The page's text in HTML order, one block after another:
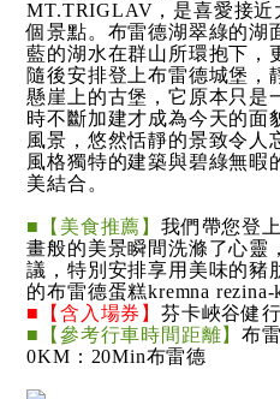
MT.TRIGLAV，是喜愛接近
個景點。布雷德湖翠綠的湖
藍的湖水在群山所環抱下，
隨後安排登上布雷德城堡，
懸崖上的古堡，它原本只是
時不斷加建才成為今天的面
風景，悠然恬靜的景致令人
風格獨特的建築與碧綠無暇
美結合。
■【美食推薦】我們帶您登
畫般的美景瞬間洗滌了心靈
議，特別安排享用美味的豬
的布雷德蛋糕kremna rezina-
■【含入場券】芬卡峽谷健行
■【參考行車時間距離】布
0KM：20Min布雷德